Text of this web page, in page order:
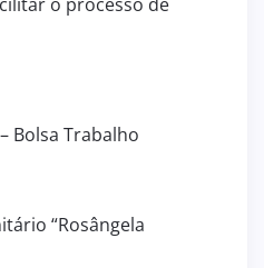
Bolsa Trabalho
“Rosângela